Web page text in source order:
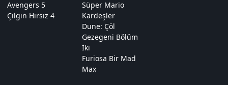
Avengers 5
Çılgın Hırsız 4
Süper Mario
Kardeşler
Dune: Çöl
Gezegeni Bölüm
İki
Furiosa Bir Mad
Max